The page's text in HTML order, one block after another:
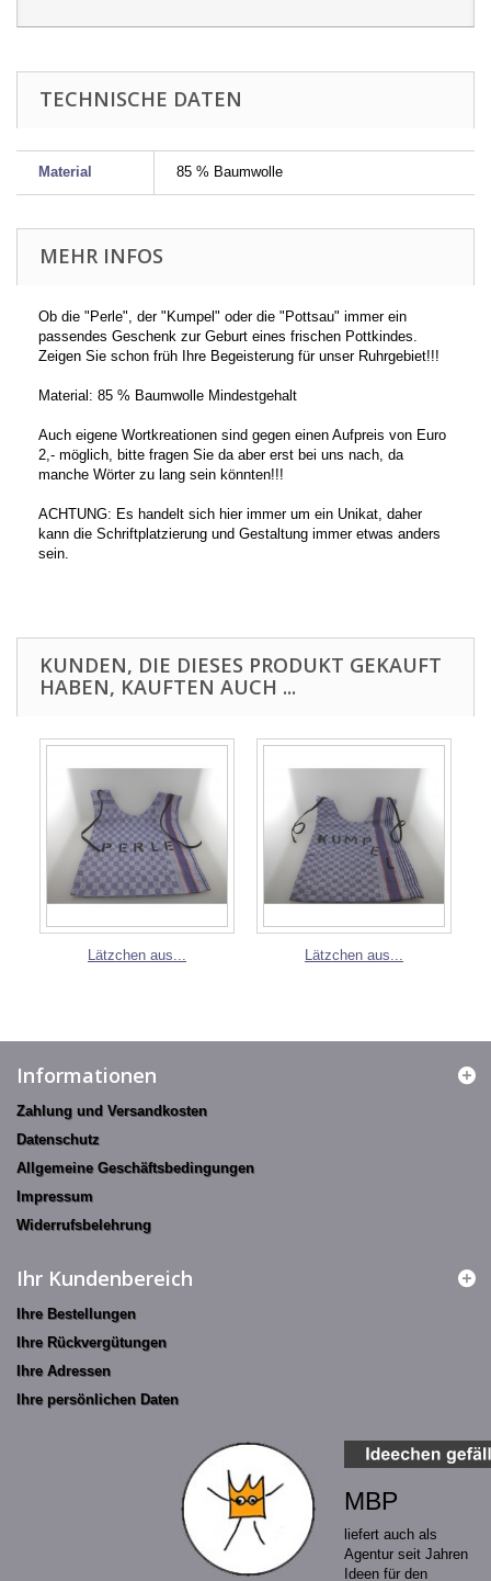
TECHNISCHE DATEN
Material 85 % Baumwolle
MEHR INFOS
Ob die "Perle", der "Kumpel" oder die "Pottsau" immer ein
passendes Geschenk zur Geburt eines frischen Pottkindes.
Zeigen Sie schon früh Ihre Begeisterung für unser Ruhrgebiet!!!
Material: 85 % Baumwolle Mindestgehalt
Auch eigene Wortkreationen sind gegen einen Aufpreis von Euro
2,- möglich, bitte fragen Sie da aber erst bei uns nach, da
manche Wörter zu lang sein könnten!!!
ACHTUNG: Es handelt sich hier immer um ein Unikat, daher
kann die Schriftplatzierung und Gestaltung immer etwas anders
sein.
KUNDEN, DIE DIESES PRODUKT GEKAUFT
HABEN, KAUFTEN AUCH ...
Lätzchen aus... Lätzchen aus...
Informationen
Zahlung und Versandkosten
Datenschutz
Allgemeine Geschäftsbedingungen
Impressum
Widerrufsbelehrung
Ihr Kundenbereich
Ihre Bestellungen
Ihre Rückvergütungen
Ihre Adressen
Ihre persönlichen Daten
MBP
liefert auch als
Agentur seit Jahren
Ideen für den